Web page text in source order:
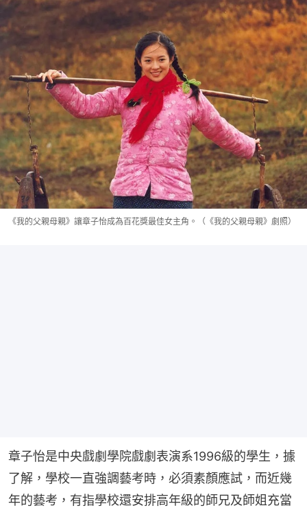
《我的父親母親》讓章子怡成為百花獎最佳女主角。（《我的父親母親》劇照）
章子怡是中央戲劇學院戲劇表演系1996級的學生，據
了解，學校一直強調藝考時，必須素顏應試，而近幾
年的藝考，有指學校還安排高年級的師兄及師姐充當